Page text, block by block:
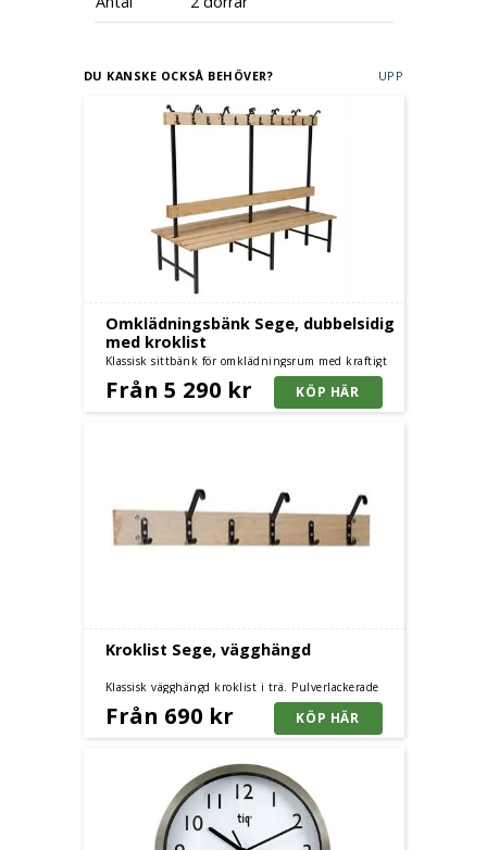
DU KANSKE OCKSÅ BEHÖVER? UPP
Omklädningsbänk Sege, dubbelsidig
med kroklist
Klassisk sittbänk för omklädningsrum med kraftigt
stativ och furusits, dubbelsidig med kroklist och
furusits.
Från 5 290 kr
Kroklist Sege, vägghängd
Klassisk vägghängd kroklist i trä. Pulverlackerade
Från 690 kr